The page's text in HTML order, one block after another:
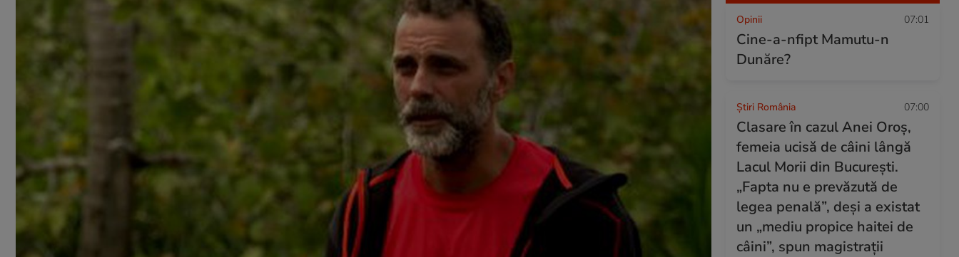
Opinii 07:01
Cine-a-nfipt Mamutu-n
Dunăre?
Știri România 07:00
Clasare în cazul Anei Oroş,
femeia ucisă de câini lângă
Lacul Morii din Bucureşti.
„Fapta nu e prevăzută de
legea penală”, deşi a existat
un „mediu propice haitei de
câini”, spun magistraţii